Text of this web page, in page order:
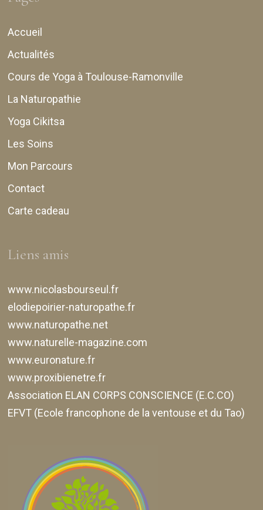
Accueil
Actualités
Cours de Yoga à Toulouse-Ramonville
La Naturopathie
Yoga Cikitsa
Les Soins
Mon Parcours
Contact
Carte cadeau
Liens amis
www.nicolasbourseul.fr
elodiepoirier-naturopathe.fr
www.naturopathe.net
www.naturelle-magazine.com
www.euronature.fr
www.proxibienetre.fr
Association ELAN CORPS CONSCIENCE (E.C.CO)
EFVT (Ecole francophone de la ventouse et du Tao)